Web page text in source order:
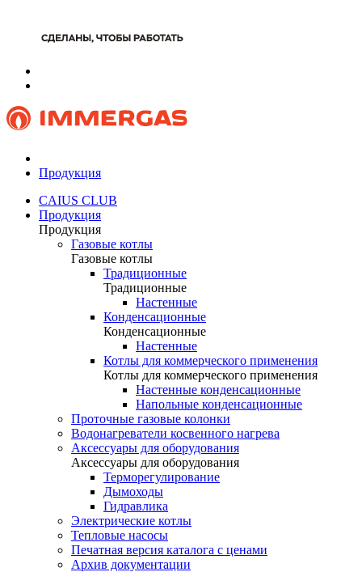
Продукция
CAIUS CLUB
Продукция
Продукция
Газовые котлы
Газовые котлы
Традиционные
Традиционные
Настенные
Конденсационные
Конденсационные
Настенные
Котлы для коммерческого применения
Котлы для коммерческого применения
Настенные конденсационные
Напольные конденсационные
Проточные газовые колонки
Водонагреватели косвенного нагрева
Аксессуары для оборудования
Аксессуары для оборудования
Терморегулирование
Дымоходы
Гидравлика
Электрические котлы
Тепловые насосы
Печатная версия каталога с ценами
Архив документации